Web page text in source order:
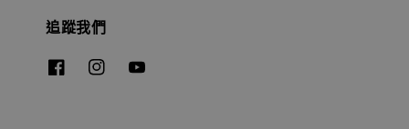
追蹤我們